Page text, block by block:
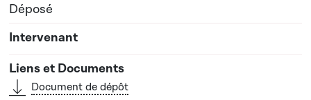
Déposé
Document de dépôt